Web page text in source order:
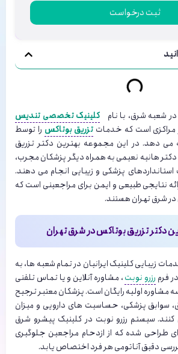
ثبت درخواست
در شعبه شرق، با نام کلینیک تخصصی تندیس
مراکزی است که خدمات تزریق بوتاکس را توسط
دهد. در این مجموعه بهترین دکتر تزریق
هانیه نعیمی به همراه دیگر پزشکان مجرب،
استانداردهای پزشکی و زیبایی انجام می دهند.
نتایجی طبیعی و ایمن برای مراجعینی است که
در شرق تهران هستند.
دکتر تزریق بوتاکس در شرق تهران
زیبایی کلینیک ایرانیان در تمام شعبه ها، به
فرم رزرو نوبت، مشاوره آنلاین و یا تماس تلفنی
اولیه رایگان است. پزشکان معتبر ترجیح
سوابق پزشکی، حساسیت های دارویی و میزان
کنند. سیستم رزرو نوبت در کلینیک پیشرو شرق
طراحی شده که از ازدحام مراجعین جلوگیری
دقیق آناتومی هر فرد اختصاص یابد.